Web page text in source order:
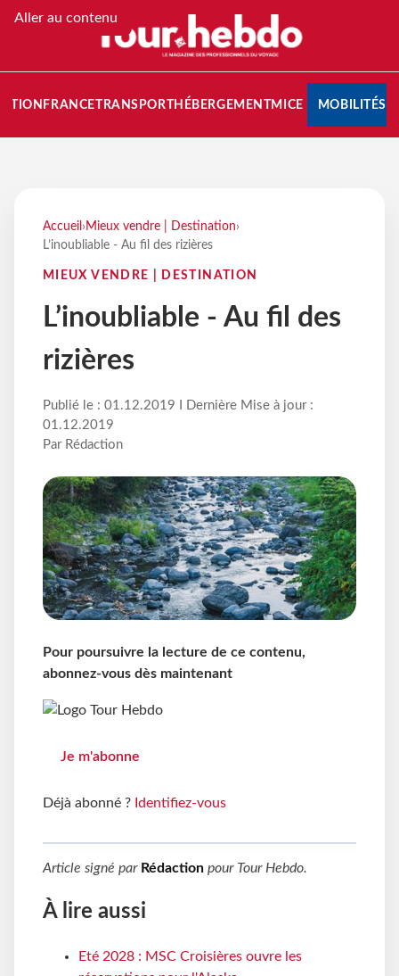
Aller au contenu
FRANCETRANSPORT HÉBERGEMENTMICE MOBILITÉS
Accueil › Mieux vendre | Destination›
L’inoubliable - Au fil des rizières
MIEUX VENDRE | DESTINATION
L’inoubliable - Au fil des
rizières
Publié le : 01.12.2019 I Dernière Mise à jour :
01.12.2019
Par Rédaction
Pour poursuivre la lecture de ce contenu,
abonnez-vous dès maintenant
Je m'abonne
Déjà abonné ? Identifiez-vous
Article signé par Rédaction pour Tour Hebdo.
À lire aussi
Eté 2028 : MSC Croisières ouvre les